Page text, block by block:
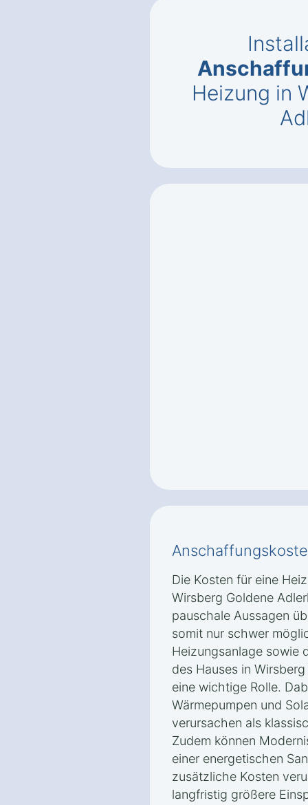
Heizung in
Die Kosten für eine
Wirsberg Goldene
pauschale Aussagen
somit nur schwer
Heizungsanlage sowie
des Hauses in
eine wichtige Rolle.
Wärmepumpen und
verursachen als
Zudem können
einer energetischen
zusätzliche Kosten
langfristig größere